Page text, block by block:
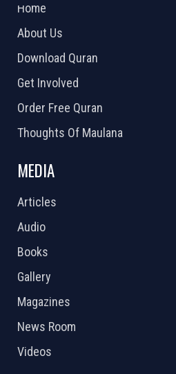
Home
About Us
Download Quran
Get Involved
Order Free Quran
Thoughts Of Maulana
MEDIA
Articles
Audio
Books
Gallery
Magazines
News Room
Videos